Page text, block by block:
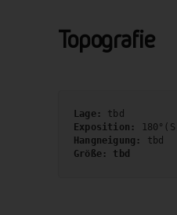
Topografie
Lage: tbd
Exposition:
Hangneigung:
tbd
Größe: tbd